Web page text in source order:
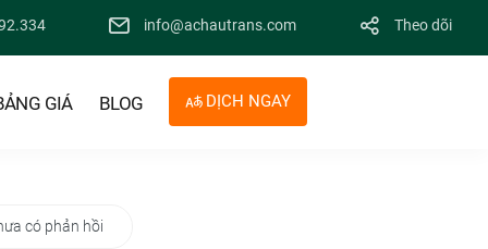
info@achautrans.com Theo dõi
GIÁ BLOG DỊCH NGAY
có phản hồi